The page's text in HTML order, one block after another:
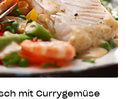
mit Currygemüse